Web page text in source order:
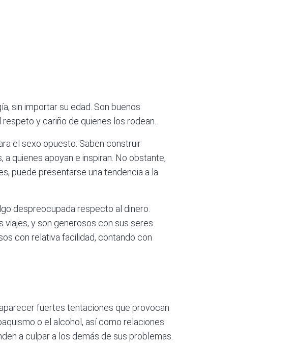
sin importar su edad. Son buenos
y cariño de quienes los rodean.
el sexo opuesto. Saben construir
quienes apoyan e inspiran. No obstante,
puede presentarse una tendencia a la
despreocupada respecto al dinero.
viajes, y son generosos con sus seres
con relativa facilidad, contando con
fuertes tentaciones que provocan
o el alcohol, así como relaciones
a culpar a los demás de sus problemas.